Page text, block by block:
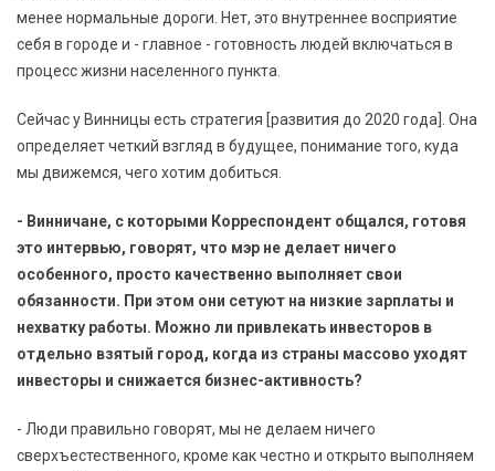
менее нормальные дороги. Нет, это внутреннее восприятие
себя в городе и - главное - готовность людей включаться в
процесс жизни населенного пункта.
Сейчас у Винницы есть стратегия [развития до 2020 года]. Она
определяет четкий взгляд в будущее, понимание того, куда
мы движемся, чего хотим добиться.
- Винничане, с которыми Корреспондент общался, готовя
это интервью, говорят, что мэр не делает ничего
особенного, просто качественно выполняет свои
обязанности. При этом они сетуют на низкие зарплаты и
нехватку работы. Можно ли привлекать инвесторов в
отдельно взятый город, когда из страны массово уходят
инвесторы и снижается бизнес-активность?
- Люди правильно говорят, мы не делаем ничего
сверхъестественного, кроме как честно и открыто выполняем